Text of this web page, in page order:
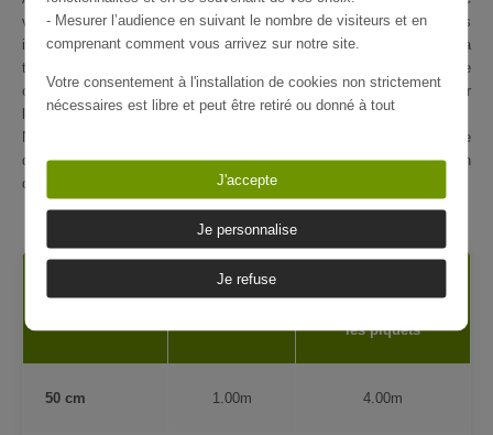
votre clôture treillage qui la soutiennent, vous pouvez suivre les
informations données dans le tableau suivant. Ce sont des données à
titre informatives, vous pouvez augmenter ou diminuer l'écart entre
chaque piquet selon le rendu voulu. Le diamètre le plus courant pour
les piquets est de 8/10 cm.
N'oubliez pas que pour les coins de clôtures, vous aurez besoin de
deux à un piquet(s) en plus (pour l'étançon) ou de piquets avec un
diamètre plus conséquent.
Hauteur du
Hauteur des
les piquets
50 cm 1.00m 4.00m
- Mesurer l’audience en suivant le nombre de visiteurs et en
comprenant comment vous arrivez sur notre site.
Votre consentement à l'installation de cookies non strictement
nécessaires est libre et peut être retiré ou donné à tout
En savoir plus sur notre politique de confidentialité
J'accepte
Je personnalise
Je refuse